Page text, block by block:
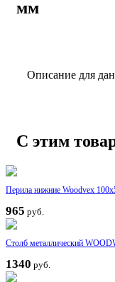
мм
Описание для
С этим
Перила нижние Woodvex
965 руб.
Столб металлический
1340 руб.